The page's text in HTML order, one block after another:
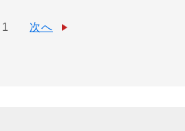
1 次へ